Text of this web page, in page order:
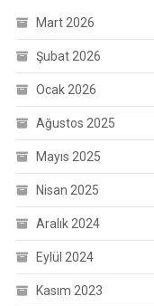
Mart 2026
Şubat 2026
Ocak 2026
Ağustos 2025
Mayıs 2025
Nisan 2025
Aralık 2024
Eylül 2024
Kasım 2023